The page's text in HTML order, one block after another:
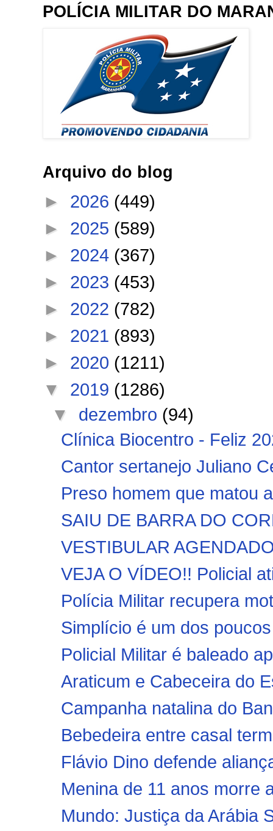
POLÍCIA MILITAR DO
Arquivo do blog
► 2026 (449)
► 2025 (589)
► 2024 (367)
► 2023 (453)
► 2022 (782)
► 2021 (893)
► 2020 (1211)
▼ 2019 (1286)
▼ dezembro (94)
Clínica Biocentro - Feliz
Cantor sertanejo Juliano
Preso homem que matou
SAIU DE BARRA DO
VESTIBULAR
VEJA O VÍDEO!! Policial
Polícia Militar recupera
Simplício é um dos
Policial Militar é baleado
Araticum e Cabeceira do
Campanha natalina do
Bebedeira entre casal
Flávio Dino defende
Menina de 11 anos morre
Mundo: Justiça da Arábia